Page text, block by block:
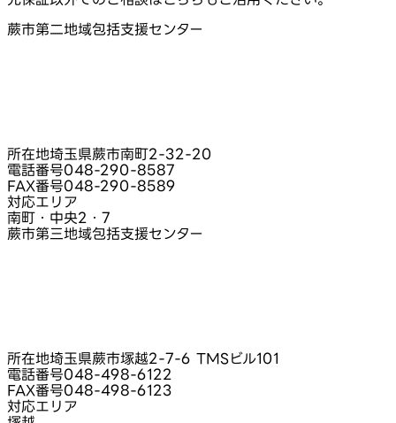
蕨市第二地域包括支援センター
所在地埼玉県蕨市南町2‑32‑20
電話番号048-290-8587
FAX番号048-290-8589
対応エリア
南町・中央2・7
蕨市第三地域包括支援センター
所在地埼玉県蕨市塚越2‑7‑6 TMSビル101
電話番号048-498-6122
FAX番号048-498-6123
対応エリア